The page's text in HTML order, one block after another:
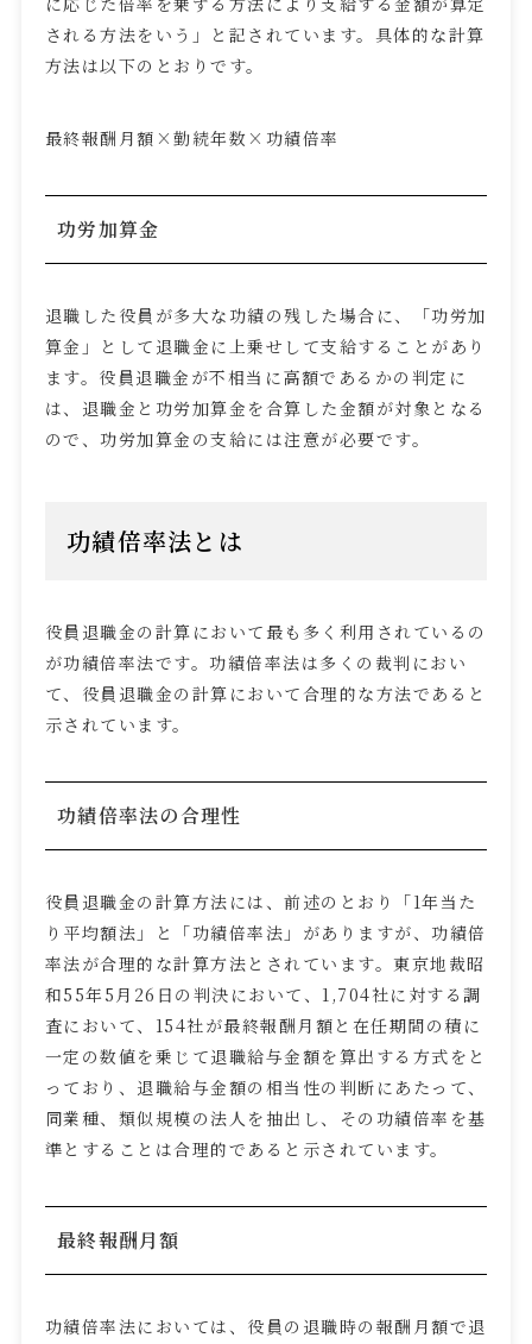
される方法をいう」と記されています。具体的な計算
方法は以下のとおりです。
最終報酬月額×勤続年数×功績倍率
功労加算金
退職した役員が多大な功績の残した場合に、「功労加
算金」として退職金に上乗せして支給することがあり
ます。役員退職金が不相当に高額であるかの判定に
は、退職金と功労加算金を合算した金額が対象となる
ので、功労加算金の支給には注意が必要です。
功績倍率法とは
役員退職金の計算において最も多く利用されているの
が功績倍率法です。功績倍率法は多くの裁判におい
て、役員退職金の計算において合理的な方法であると
示されています。
功績倍率法の合理性
役員退職金の計算方法には、前述のとおり「1年当た
り平均額法」と「功績倍率法」がありますが、功績倍
率法が合理的な計算方法とされています。東京地裁昭
和55年5 月 26 日の判決において、 1,704社に対する調
査において、 154社が最終報酬月額と在任期間の積に
一定の数値を乗じて退職給与金額を算出する方式をと
っており、退職給与金額の相当性の判断にあたって、
同業種、類似規模の法人を抽出し、その功績倍率を基
準とすることは合理的であると示されています。
最終報酬月額
功績倍率法においては、役員の退職時の報酬月額で退